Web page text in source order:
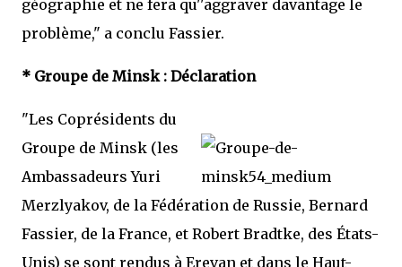
géographie et ne fera qu''aggraver davantage le
problème," a conclu Fassier.
* Groupe de Minsk : Déclaration
"Les Coprésidents du
Groupe de Minsk (les
Ambassadeurs Yuri
Merzlyakov, de la Fédération de Russie, Bernard
Fassier, de la France, et Robert Bradtke, des États-
Unis) se sont rendus à Erevan et dans le Haut-